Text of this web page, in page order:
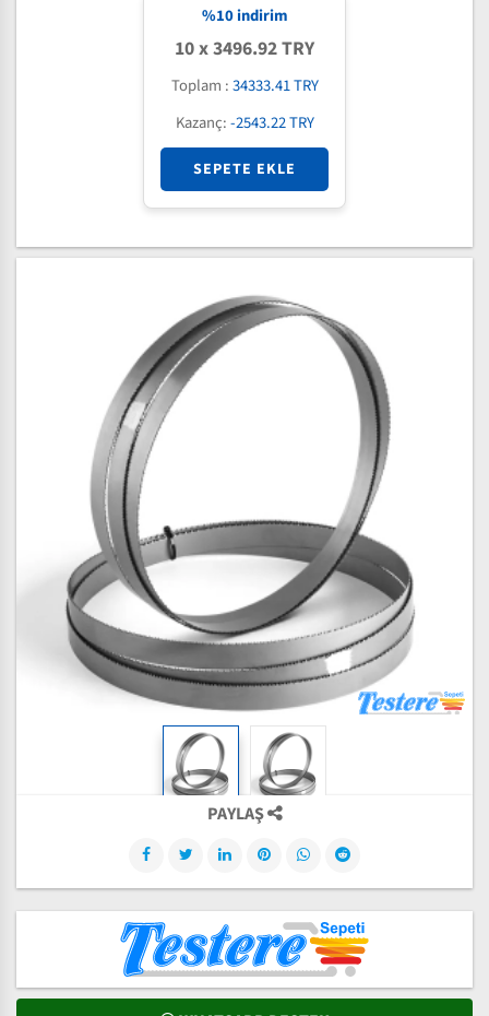
%10indirim
10 x 3496.92 TRY
Toplam :34333.41 TRY
Kazanç:-2543.22 TRY
SEPETE EKLE
PAYLAŞ